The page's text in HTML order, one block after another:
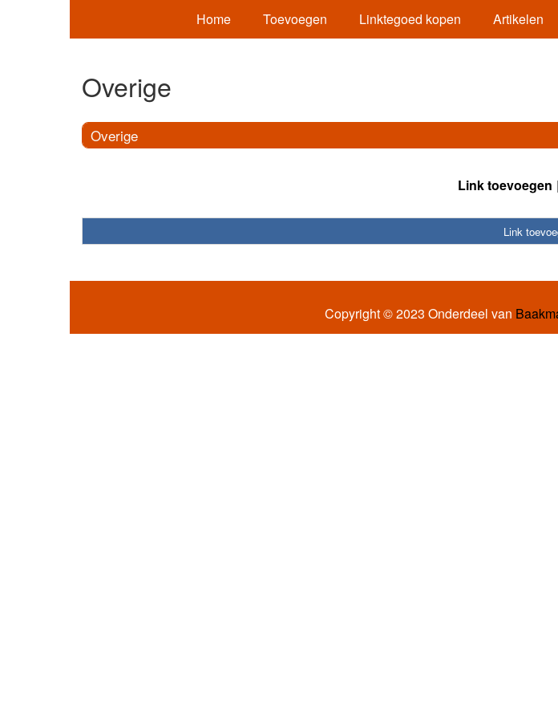
Home Toevoegen Linktegoed kopen Artikelen
Overige
Overige
Link toevoegen
Link
Copyright © 2023 Onderdeel van